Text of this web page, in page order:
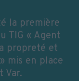
la première
TIG « Agent
propreté et
mis en place
Var.